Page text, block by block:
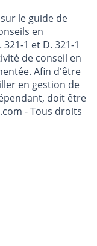
le guide de
en
1 et D. 321-1
de conseil en
Afin d'être
en gestion de
doit être
- Tous droits